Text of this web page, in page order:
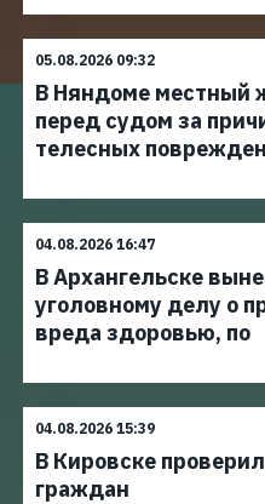
05.08.2026 09:32
В Няндоме местный
перед судом за
телесных
04.08.2026 16:47
В Архангельске
уголовному делу о
вреда здоровью, по
04.08.2026 15:39
В Кировске
граждан